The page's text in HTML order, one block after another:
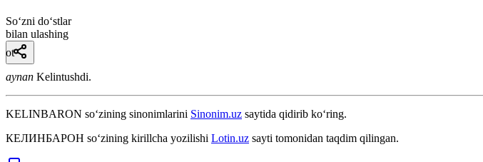
So‘zni do‘stlar
bilan ulashing
ot
aynan Kelintushdi.
KELINBARON so‘zining sinonimlarini Sinonim.uz saytida qidirib ko‘ring.
КЕЛИНБАРОН so‘zining kirillcha yozilishi Lotin.uz sayti tomonidan taqdim qilingan.